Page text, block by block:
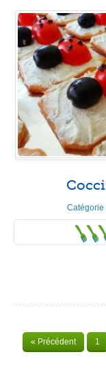
Catégorie
« Précédent 1